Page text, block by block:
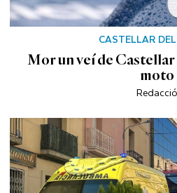
CASTELLAR
Mor un veí de Castellar
moto
Redacció